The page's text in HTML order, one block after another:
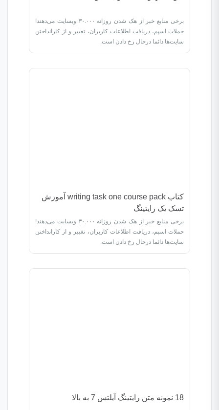
برخی منابع خبر از هک شدن روزانه ۳۰.۰۰۰ وبسایت می‌دهند!
حملات اسپم، دریافت اطلاعات کاربران، تغییر و از کارانداختن
سایت‌ها دائما درحال رخ دادن است.
کتاب writing task one course pack آموزش
تسک یک رایتینگ
برخی منابع خبر از هک شدن روزانه ۳۰.۰۰۰ وبسایت می‌دهند!
حملات اسپم، دریافت اطلاعات کاربران، تغییر و از کارانداختن
سایت‌ها دائما درحال رخ دادن است.
18 نمونه متن رایتینگ آیلتس 7 به بالا